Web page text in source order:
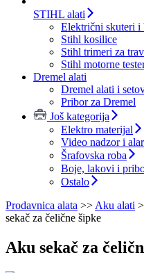
STIHL alati
Električni skuteri i
Stihl kosilice
Stihl trimeri za
Stihl motorne
Dremel alati
Dremel alati i
Pribor za Dremel
Još kategorija
Elektro materijal
Video nadzor i
Šrafovska roba
Boje, lakovi i
Ostalo
Prodavnica alata >> Aku alati
sekač za čelične šipke
Aku sekač za